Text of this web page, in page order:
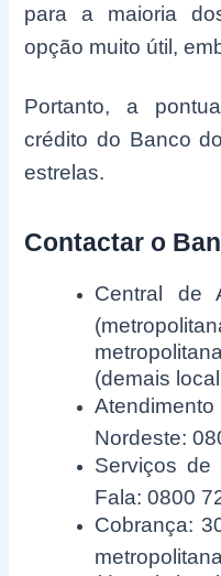
para a maioria
opção muito útil,
Portanto, a
crédito do Banco
estrelas.
Contactar o
Central de
(demais
Nordeste:
Serviços de
Fala: 0800
Cobrança: